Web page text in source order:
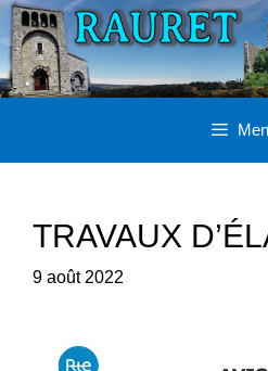
Aller
au
contenu
TRAVAUX
9 août 2022